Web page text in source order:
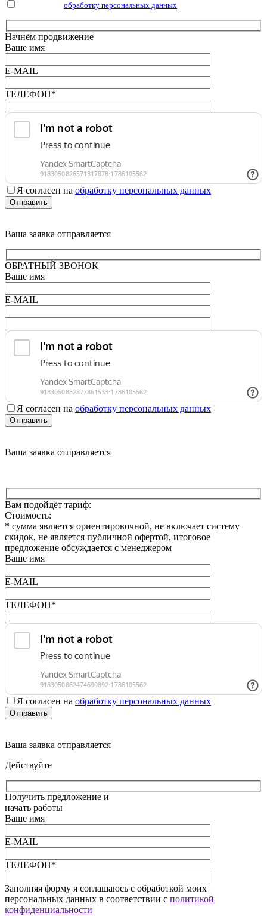
обработку персональных данных
Начнём продвижение
Ваше имя
E-MAIL
ТЕЛЕФОН*
Я согласен на обработку персональных данных
Отправить
Ваша заявка отправляется
ОБРАТНЫЙ ЗВОНОК
Ваше имя
E-MAIL
Я согласен на обработку персональных данных
Отправить
Ваша заявка отправляется
Вам подойдёт тариф:
Стоимость:
* сумма является ориентировочной, не включает систему
скидок, не является публичной офертой, итоговое
предложение обсуждается с менеджером
Ваше имя
E-MAIL
ТЕЛЕФОН*
Я согласен на обработку персональных данных
Отправить
Ваша заявка отправляется
Действуйте
Получить предложение и
начать работы
Ваше имя
E-MAIL
ТЕЛЕФОН*
Заполняя форму я соглашаюсь с обработкой моих
персональных данных в соответствии с политикой
конфиденциальности